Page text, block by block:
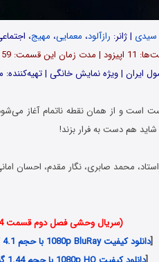
| ژانر: رازآلود، معمایی، مهیج،
| کیفیت: بلوری
ایران | ویژه نمایش خانگی |
و از همان نقطه ناتمام آغاز می‌شود.
شاید هم دست به فرار بزند!
محمد صابری، نگار مقدم، احسان
(سریال وحشی فصل دوم قسمت 4)
[دانلود کیفیت 1080p BluRay با حجم 4.1 گیگابایت